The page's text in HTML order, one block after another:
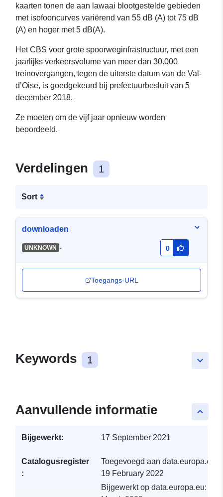
kaarten tonen de aan lawaai blootgestelde gebieden
met isofooncurves variërend van 55 dB (A) tot 75 dB
(A) en hoger met 5 dB(A).
Het CBS voor grote spoorweginfrastructuur, met een
jaarlijks verkeersvolume van meer dan 30.000
treinovergangen, tegen de uiterste datum van de Val-
d’Oise, is goedgekeurd bij prefectuurbesluit van 5
december 2018.
Ze moeten om de vijf jaar opnieuw worden
beoordeeld.
Verdelingen 1
Sort
downloaden
UNKNOWN - 0
Toegangs-URL
keyboard_arrow_down
Keywords 1
keyboard_arrow_up
Aanvullende informatie
Bijgewerkt: 17 September 2021
Catalogusregister
:
Toegevoegd aan data.europa.eu:
19 February 2022
Bijgewerkt op data.europa.eu: